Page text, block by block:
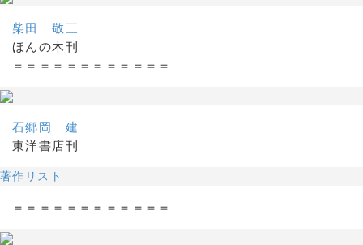
柴田 敬三
ほんの木刊
＝＝＝＝＝＝＝＝＝＝＝＝
石郷岡 建
東洋書店刊
著作リスト
＝＝＝＝＝＝＝＝＝＝＝＝